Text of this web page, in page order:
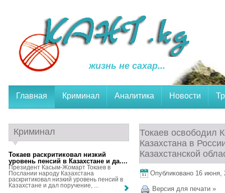
жизнь не сахар...
Главная Криминал Аналитика Новости
Токаев освободил
Казахстана в
Казахстанской
Опубликовано 16 июня,
Версия для печати »
Криминал
Токаев раскритиковал низкий
уровень пенсий в Казахстане и да....
Президент Касым-Жомарт Токаев в
Послании народу Казахстана
раскритиковал низкий уровень пенсий в
Казахстане и дал поручение, ...